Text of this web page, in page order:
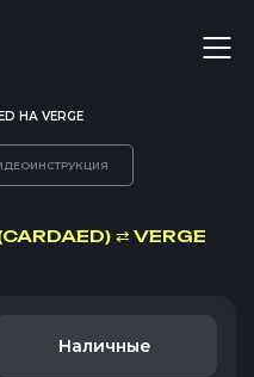
НА VERGE
⇄ VERGE
Наличные